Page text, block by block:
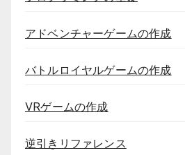
アドベンチャーゲームの作成
バトルロイヤルゲームの作成
VRゲームの作成
逆引きリファレンス